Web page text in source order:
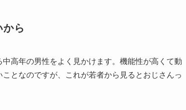
から
高年の男性をよく見かけます。機能性が高くて動
となのですが、これが若者から見るとおじさんっ